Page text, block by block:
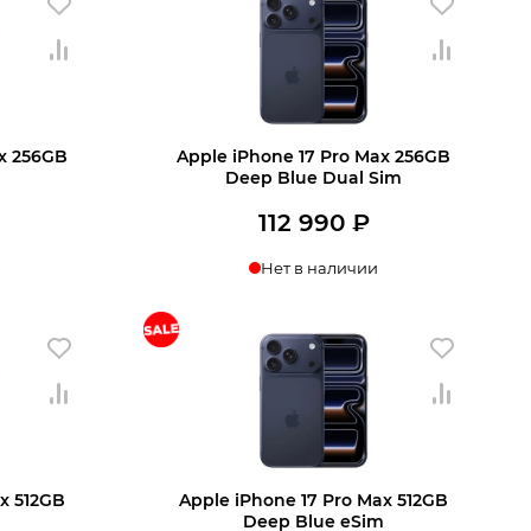
990 ₽.
990 ₽.
256GB
Apple iPhone 17 Pro Max 256GB
Deep Blue Dual Sim
112 990 ₽
Нет в наличии
512GB
Apple iPhone 17 Pro Max 512GB
Deep Blue eSim